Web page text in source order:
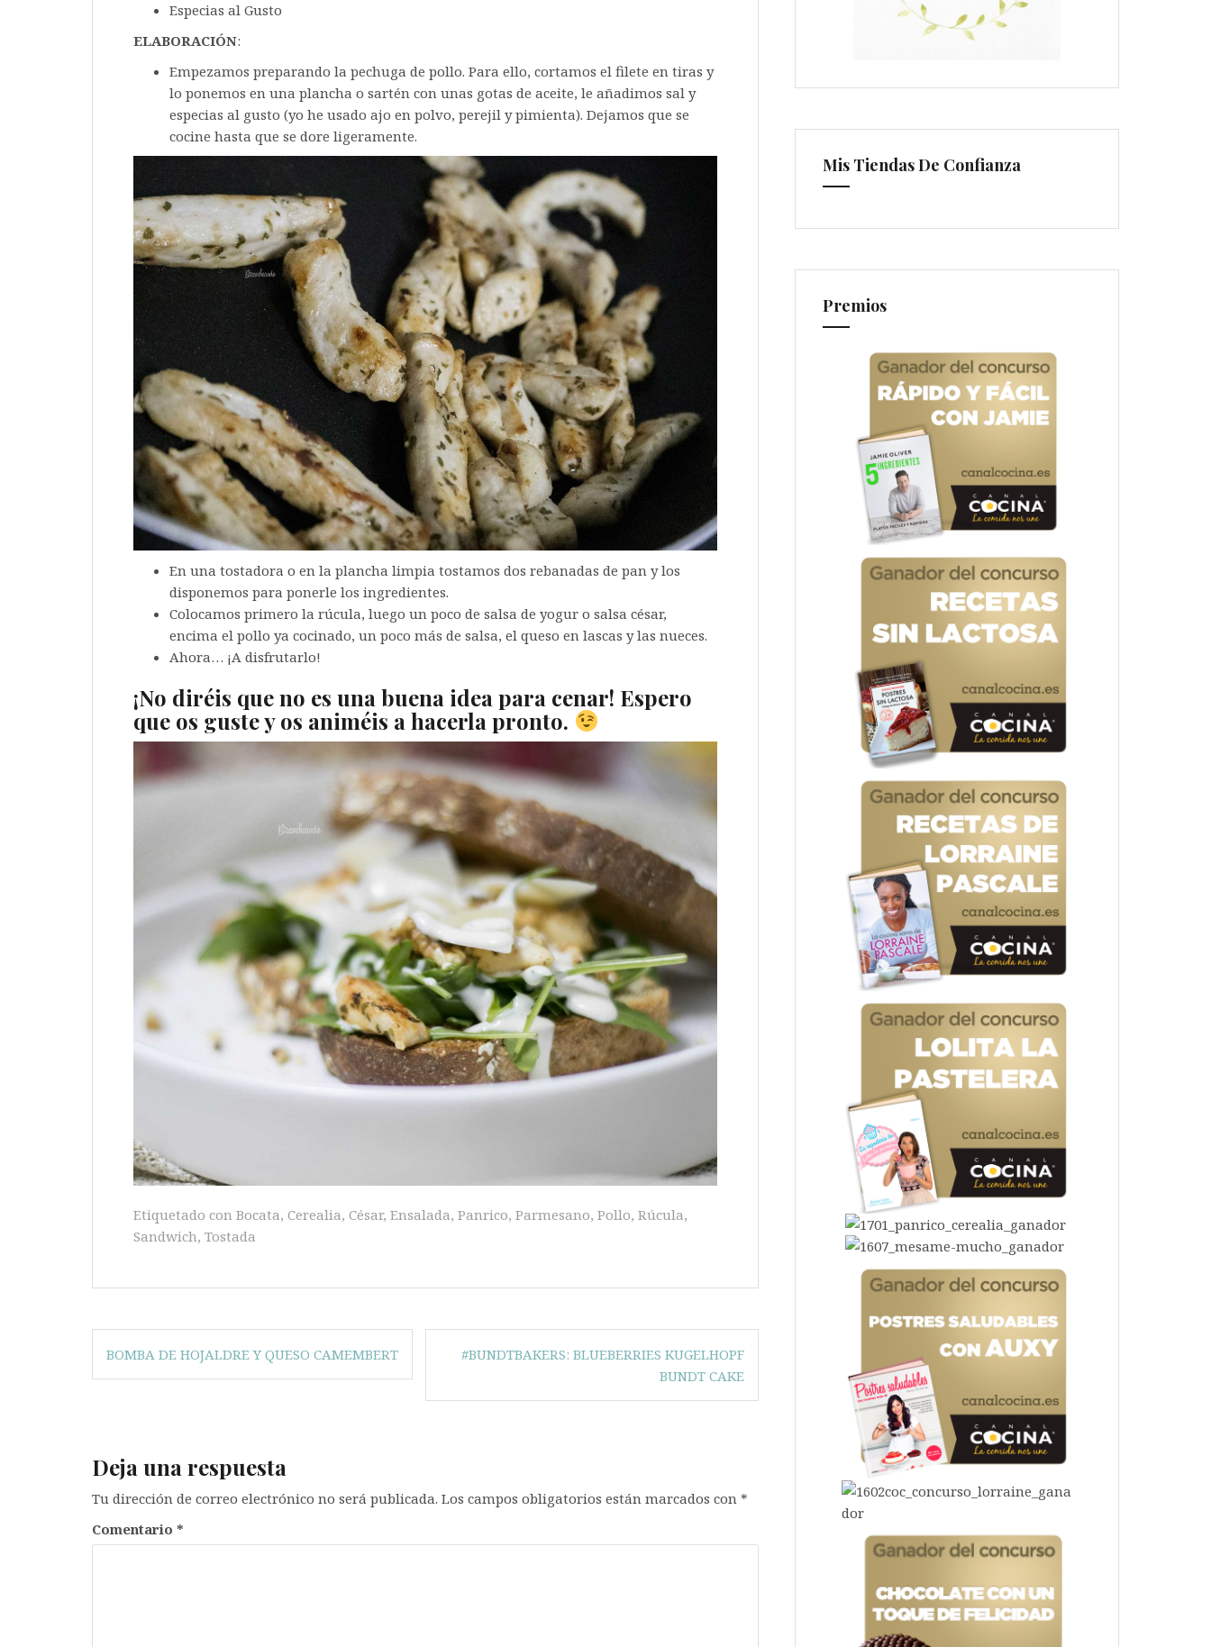
Especias al Gusto
ELABORACIÓN:
Empezamos preparando la pechuga de pollo. Para ello, cortamos el filete en tiras y
lo ponemos en una plancha o sartén con unas gotas de aceite, le añadimos sal y
especias al gusto (yo he usado ajo en polvo, perejil y pimienta). Dejamos que se
cocine hasta que se dore ligeramente.
En una tostadora o en la plancha limpia tostamos dos rebanadas de pan y los
disponemos para ponerle los ingredientes.
Colocamos primero la rúcula, luego un poco de salsa de yogur o salsa césar,
encima el pollo ya cocinado, un poco más de salsa, el queso en lascas y las nueces.
Ahora… ¡A disfrutarlo!
¡No diréis que no es una buena idea para cenar! Espero
que os guste y os animéis a hacerla pronto.
Etiquetado con Bocata, Cerealia, César, Ensalada, Panrico, Parmesano, Pollo, Rúcula,
Sandwich, Tostada
Navegación
deBOMBA DE HOJALDRE Y QUESO CAMEMBERT
#BUNDTBAKERS: BLUEBERRIES KUGELHOPF
BUNDT CAKE
Deja una respuesta
Tu dirección de correo electrónico no será publicada. Los campos obligatorios están marcados con *
Comentario *
Mis Tiendas De Confianza
Premios